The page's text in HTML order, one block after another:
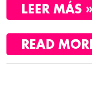
LEER MÁS »
READ